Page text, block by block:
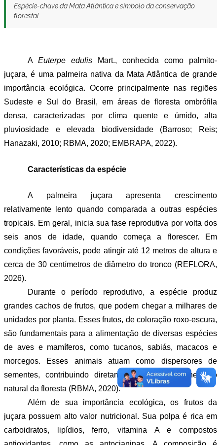
Espécie-chave da Mata Atlântica e símbolo da conservação
florestal
A Euterpe edulis
Mart., conhecida como palmito-
juçara, é uma palmeira nativa da Mata Atlântica de grande
importância ecológica. Ocorre principalmente nas regiões
Sudeste e Sul do Brasil, em áreas de floresta ombrófila
densa, caracterizadas por clima quente e úmido, alta
pluviosidade e elevada biodiversidade (Barroso; Reis;
Hanazaki, 2010; RBMA, 2020; EMBRAPA, 2022).
Características da espécie
A palmeira juçara apresenta crescimento
relativamente lento quando comparada a outras espécies
tropicais. Em geral, inicia sua fase reprodutiva por volta dos
seis anos de idade, quando começa a florescer. Em
condições favoráveis, pode atingir até 12 metros de altura e
cerca de 30 centímetros de diâmetro do tronco (REFLORA,
2026).
Durante o período reprodutivo, a espécie produz
grandes cachos de frutos, que podem chegar a milhares de
unidades por planta. Esses frutos, de coloração roxo-escura,
são fundamentais para a alimentação de diversas espécies
de aves e mamíferos, como tucanos, sabiás, macacos e
morcegos. Esses animais atuam como dispersores de
sementes, contribuindo diretamente para a regeneração
natural da floresta (RBMA, 2020).
Além de sua importância ecológica, os frutos da
juçara possuem alto valor nutricional. Sua polpa é rica em
carboidratos, lipídios, ferro, vitamina A e compostos